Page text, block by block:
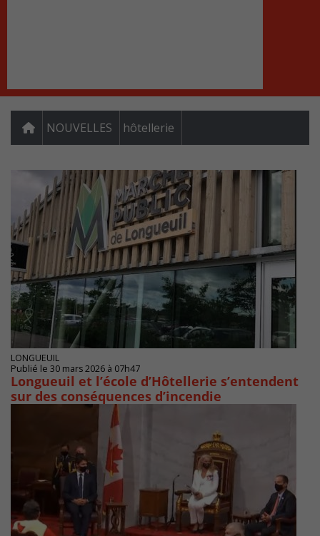
NOUVELLES hôtellerie
LONGUEUIL
Publié le 30 mars 2026 à 07h47
Longueuil et l’école d’Hôtellerie s’entendent
sur des conséquences d’incendie